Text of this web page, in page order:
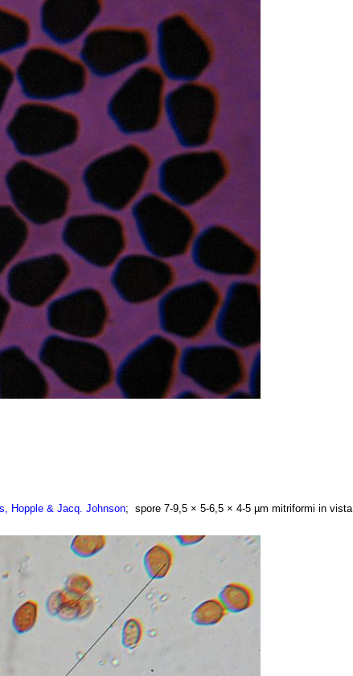
Hopple & Jacq. Johnson; spore 7-9,5 × 5-6,5 × 4-5 µm mitriformi in vista